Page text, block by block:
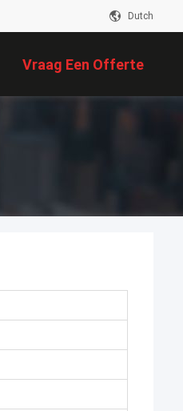
Dutch
Vraag Een Offerte